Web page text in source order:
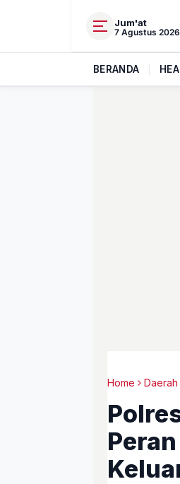
Jum'at
7 Agustus 2026
BERANDA
Home Daerah